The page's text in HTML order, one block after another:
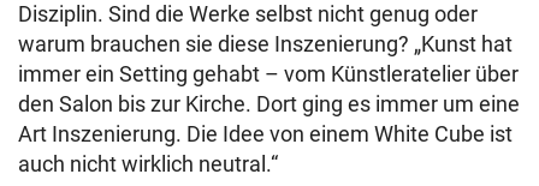
Disziplin. Sind die Werke selbst nicht genug oder
warum brauchen sie diese Inszenierung? „Kunst hat
immer ein Setting gehabt – vom Künstleratelier über
den Salon bis zur Kirche. Dort ging es immer um eine
Art Inszenierung. Die Idee von einem White Cube ist
auch nicht wirklich neutral.“